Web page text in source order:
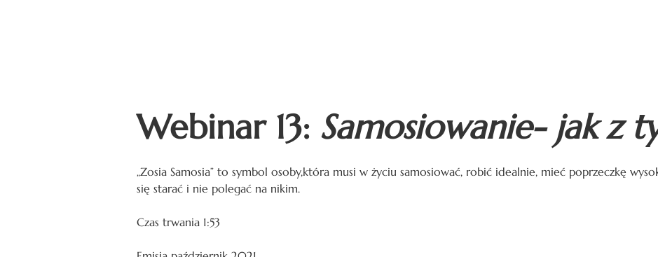
Webinar 13: Samosiowanie- jak z
„Zosia Samosia” to symbol osoby,która musi w życiu samosiować, robić idealnie, mieć poprzeczkę
się starać i nie polegać na nikim.
Czas trwania 1:53